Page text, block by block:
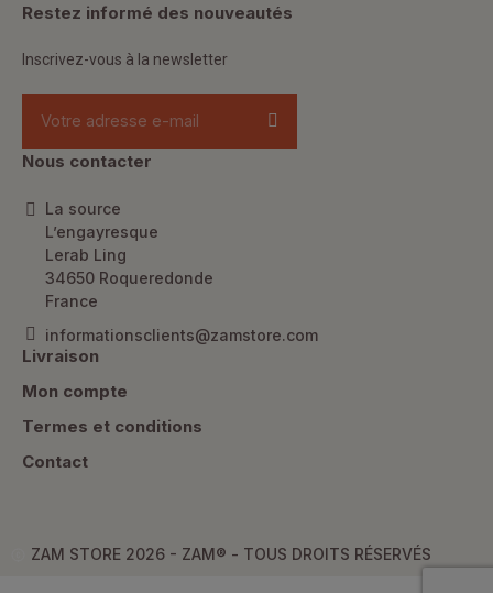
Restez informé des nouveautés
Inscrivez-vous à la newsletter
Nous contacter
La source
L’engayresque
Lerab Ling
34650 Roqueredonde
France
informationsclients@zamstore.com
Livraison
Mon compte
Termes et conditions
Contact
ZAM STORE 2026 - ZAM® - TOUS DROITS RÉSERVÉS